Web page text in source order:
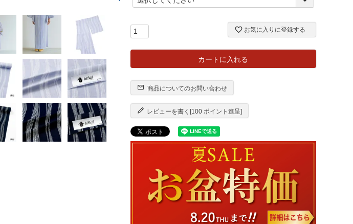
お気に入りに登録する
カートに入れる
商品についてのお問い合わせ
レビューを書く[100 ポイント進呈]